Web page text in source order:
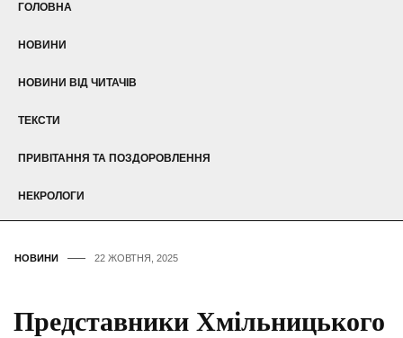
ГОЛОВНА
НОВИНИ
НОВИНИ ВІД ЧИТАЧІВ
ТЕКСТИ
ПРИВІТАННЯ ТА ПОЗДОРОВЛЕННЯ
НЕКРОЛОГИ
НОВИНИ 22 ЖОВТНЯ, 2025
Представники Хмільницького